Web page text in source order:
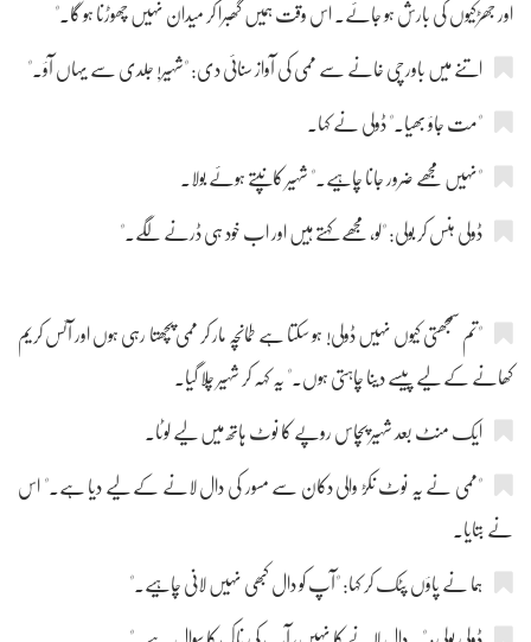
اور جھڑکیوں کی بارش ہو جائے۔ اس وقت ہمیں گھبرا کر میدان نہیں چھوڑنا ہو گا۔"
اتنے میں باورچی خانے سے ممی کی آواز سنائی دی: "شہیر! جلدی سے یہاں آؤ۔"
"مت جاؤ بھیا۔" ڈولی نے کہا۔
"نہیں مجھے ضرور جانا چاہیے۔" شہیر کانپتے ہوئے بولا۔
ڈولی ہنس کر بولی: "لو، مجھے کہتے ہیں اور اب خود ہی ڈرنے لگے۔"
"تم سمجھتی کیوں نہیں ڈولی! ہو سکتا ہے طمانچہ مار کر ممی پچھتا رہی ہوں اور آئس کریم
کھانے کے لیے پیسے دینا چاہتی ہوں۔" یہ کہہ کر شہیر چلا گیا۔
ایک منٹ بعد شہیر پچاس روپے کا نوٹ ہاتھ میں لیے لوٹا۔
"ممی نے یہ نوٹ نکڑ والی دکان سے مسور کی دال لانے کے لیے دیا ہے۔" اس
نے بتایا۔
ہما نے پاؤں پٹک کر کہا: "آپ کو دال کبھی نہیں لانی چاہیے۔"